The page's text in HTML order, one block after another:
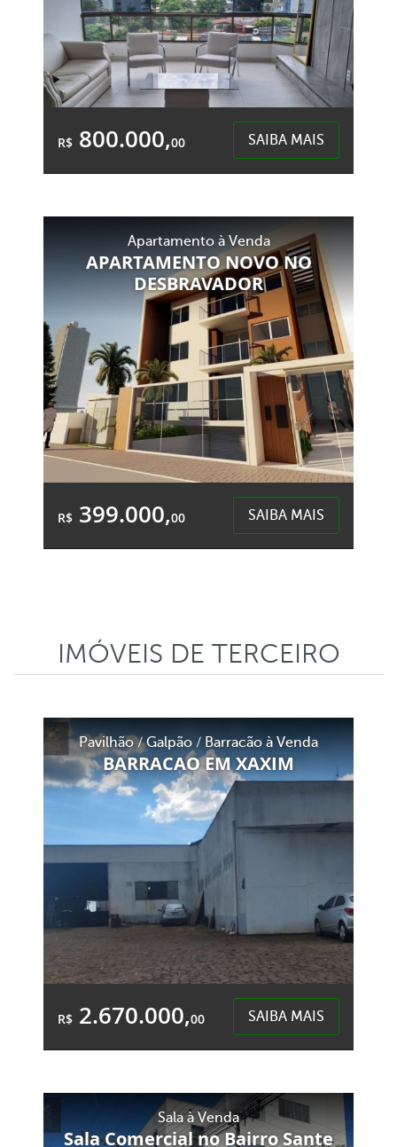
R$ 800.000,00 SAIBA MAIS
154,65m²
Área Privativa:
106,00m²
Centro - Chapecó
Apartamento à Venda
APARTAMENTO NOVO NO
DESBRAVADOR
R$ 399.000,00 SAIBA MAIS
Desbravador - Chapecó
IMÓVEIS DE TERCEIRO
Pavilhão / Galpão / Barracão à Venda
BARRACAO EM XAXIM
R$ 2.670.000,00 SAIBA MAIS
&Accute;rea Total:
4.000,00m²
&Accute;rea
Privativa:
Sala à Venda
Sala Comercial no Bairro Sante